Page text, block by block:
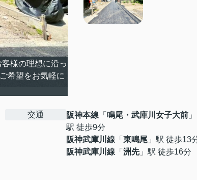
様の理想に沿っ
希望をお気軽に
交通 阪神本線 「 鳴尾・武庫川女子大前 」
駅 徒歩9分
阪神武庫川線 「 東鳴尾 」駅 徒歩13
阪神武庫川線 「 洲先」駅 徒歩16分